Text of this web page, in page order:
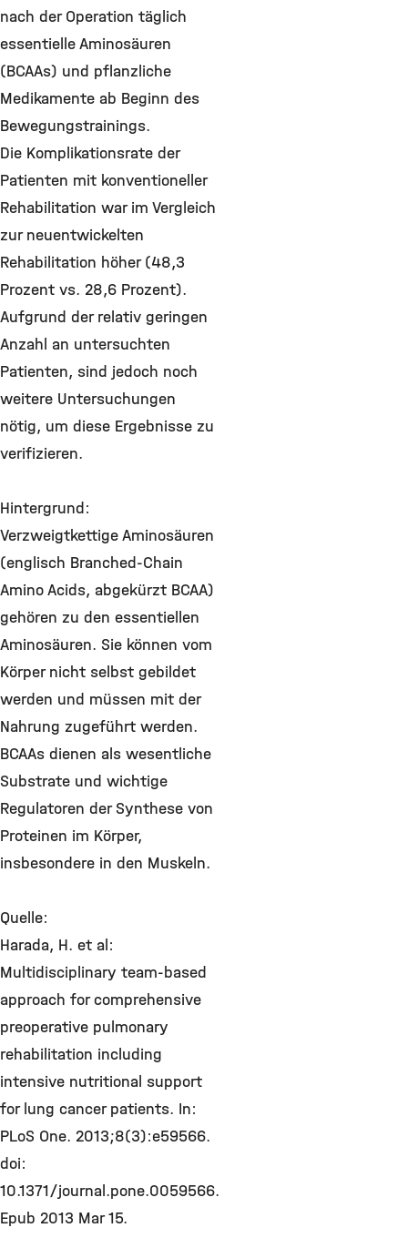
nach der Operation täglich
essentielle Aminosäuren
(BCAAs) und pflanzliche
Medikamente ab Beginn des
Bewegungstrainings.
Die Komplikationsrate der
Patienten mit konventioneller
Rehabilitation war im Vergleich
zur neuentwickelten
Rehabilitation höher (48,3
Prozent vs. 28,6 Prozent).
Aufgrund der relativ geringen
Anzahl an untersuchten
Patienten, sind jedoch noch
weitere Untersuchungen
nötig, um diese Ergebnisse zu
verifizieren.
Hintergrund:
Verzweigtkettige Aminosäuren
(englisch Branched-Chain
Amino Acids, abgekürzt BCAA)
gehören zu den essentiellen
Aminosäuren. Sie können vom
Körper nicht selbst gebildet
werden und müssen mit der
Nahrung zugeführt werden.
BCAAs dienen als wesentliche
Substrate und wichtige
Regulatoren der Synthese von
Proteinen im Körper,
insbesondere in den Muskeln.
Quelle:
Harada, H. et al:
Multidisciplinary team-based
approach for comprehensive
preoperative pulmonary
rehabilitation including
intensive nutritional support
for lung cancer patients. In:
PLoS One. 2013;8(3):e59566.
doi:
10.1371/journal.pone.0059566.
Epub 2013 Mar 15.